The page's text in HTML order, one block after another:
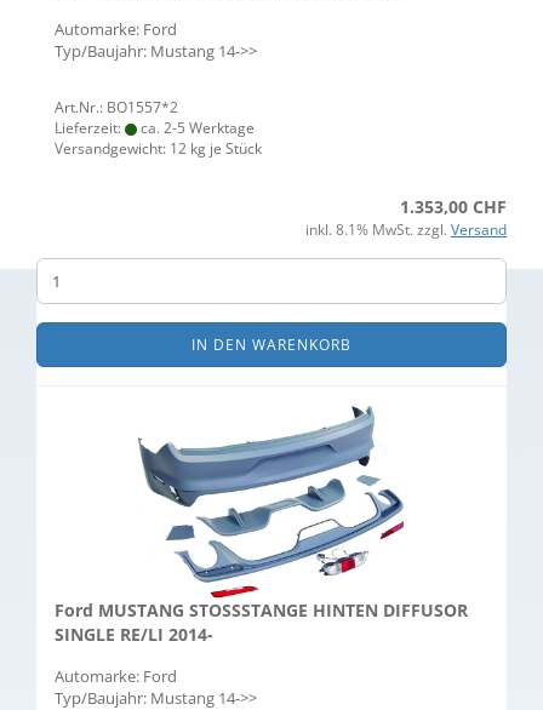
Automarke: Ford
Typ/Baujahr: Mustang 14->>
Art.Nr.: BO1557*2
Lieferzeit:
ca. 2-5 Werktage
Versandgewicht: 12 kg je Stück
1.353,00 CHF
inkl. 8.1% MwSt. zzgl. Versand
IN DEN WARENKORB
Ford MUSTANG STOSSSTANGE HINTEN DIFFUSOR
SINGLE RE/LI 2014-
Automarke: Ford
Typ/Baujahr: Mustang 14->>